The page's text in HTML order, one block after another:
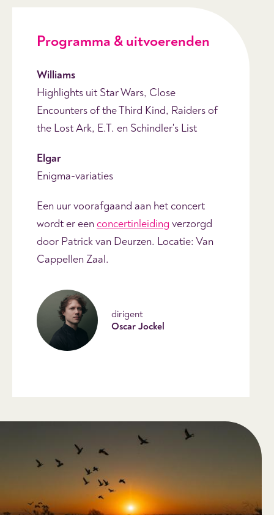
Programma & uitvoerenden
Williams
Highlights uit Star Wars, Close
Encounters of the Third Kind, Raiders of
the Lost Ark, E.T. en Schindler's List
Elgar
Enigma-variaties
Een uur voorafgaand aan het concert
wordt er een concertinleiding verzorgd
door Patrick van Deurzen. Locatie: Van
Cappellen Zaal.
dirigent
Oscar Jockel